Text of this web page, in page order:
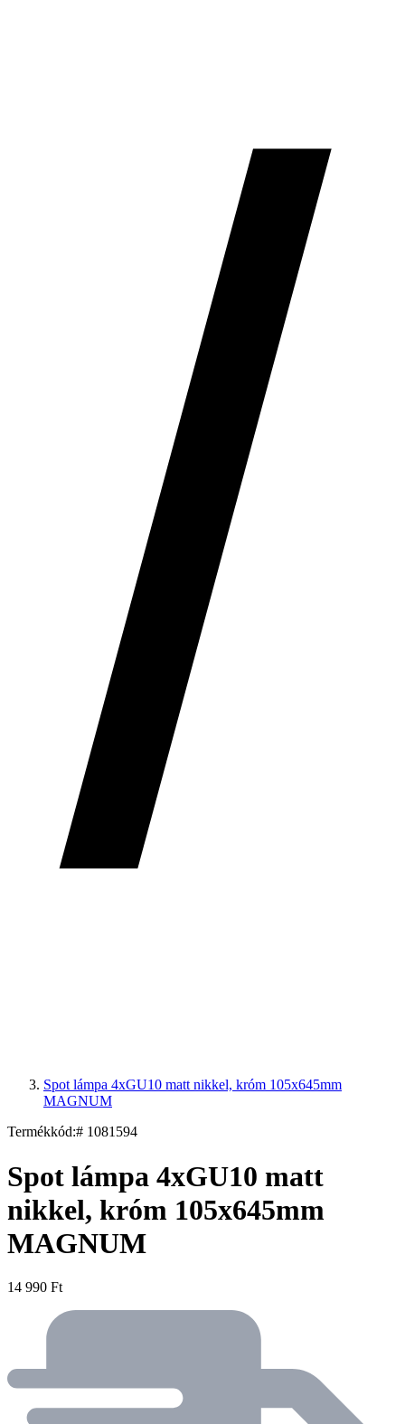
Spot lámpa 4xGU10 matt nikkel, króm 105x645mm
MAGNUM
Termékkód:# 1081594
Spot lámpa 4xGU10 matt
nikkel, króm 105x645mm
MAGNUM
14 990 Ft